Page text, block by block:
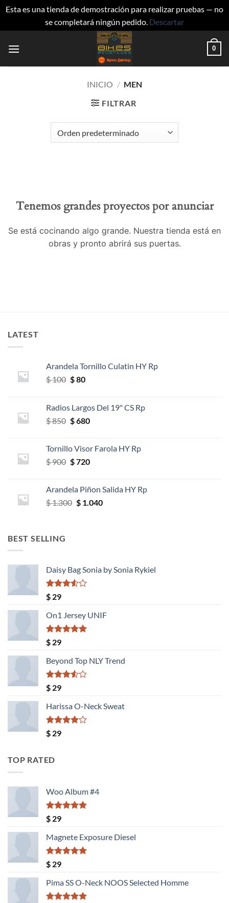
Esta es una tienda de demostración para realizar pruebas — no
se completará ningún pedido. Descartar
0
INICIO / MEN
FILTRAR
Tenemos grandes proyectos por anunciar
Se está cocinando algo grande. Nuestra tienda está en
obras y pronto abrirá sus puertas.
LATEST
Arandela Tornillo Culatin HY Rp
$100 El
era:
$ 100.
$80El
es:
$ 80.
Radios Largos Del 19" CS Rp
$850 El
era:
$ 850.
$680El
es:
$ 680.
Tornillo Visor Farola HY Rp
$900 El
era:
$ 900.
$720El
es:
$ 720.
Arandela Piñon Salida HY Rp
$1.300 El
$1.040El
BEST SELLING
Daisy Bag Sonia by Sonia Rykiel
Valorado
con
3.50de
5
$ 29
On1 Jersey UNIF
Valorado
con
de 5
$ 29
Beyond Top NLY Trend
Valorado
con
3.50de
5
$ 29
Harissa O-Neck Sweat
Valorado
con
$ 29
TOP RATED
Woo Album #4
Valorado
con
de 5
$ 29
Magnete Exposure Diesel
Valorado
con
de 5
$ 29
Pima SS O-Neck NOOS Selected Homme